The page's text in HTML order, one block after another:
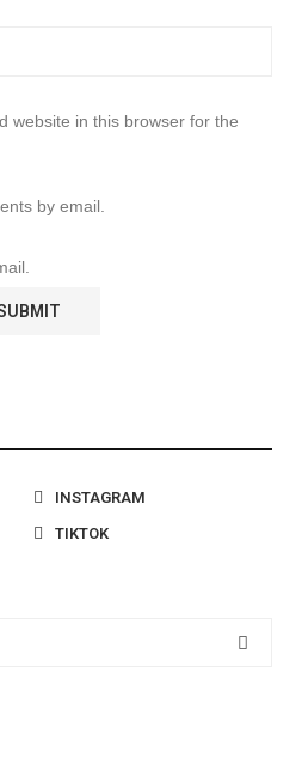
website in this browser for the
by email.
INSTAGRAM
TIKTOK